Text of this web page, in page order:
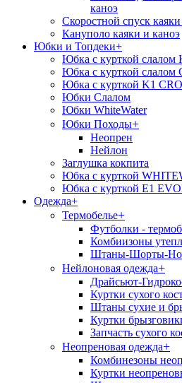
каноэ
Скоростной спуск
Кануполо каяки и каноэ
Юбки и Топдеки+
Юбка с курткой слалом
Юбка с курткой слалом
Юбка с курткой K1
Юбки Слалом
Юбки WhiteWater
Юбки Походы+
Неопрен
Нейлон
Заглушка кокпита
Юбка с курткой
Юбка с курткой E1
Одежда+
Термобелье+
Футболки -
Комбиизоны
Штаны-Шорты-
Нейлоновая одежда+
Драйсьют-
Куртки сухого
Штаны сухие и
Куртки
Запчасть сухого
Неопреновая одежда+
Комбинезоны
Куртки